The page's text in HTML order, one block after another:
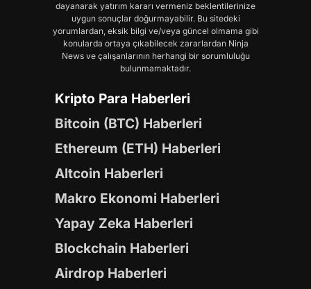
dayanarak yatırım kararı vermeniz beklentilerinize
uygun sonuçlar doğurmayabilir. Bu sitedeki
yorumlardan, eksik bilgi ve/veya güncel olmama gibi
konularda ortaya çıkabilecek zararlardan Ninja
News ve çalışanlarının herhangi bir sorumluluğu
bulunmamaktadır.
Kripto Para Haberleri
Bitcoin (BTC) Haberleri
Ethereum (ETH) Haberleri
Altcoin Haberleri
Makro Ekonomi Haberleri
Yapay Zeka Haberleri
Blockchain Haberleri
Airdrop Haberleri